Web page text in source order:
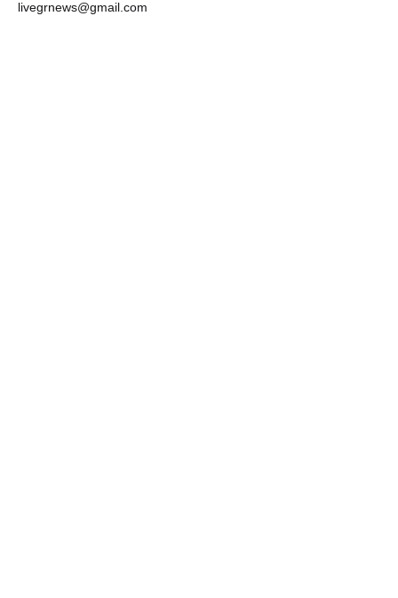
livegrnews@gmail.com